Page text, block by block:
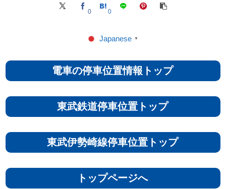
0 0
Japanese ▼
電車の停車位置情報トップ
東武鉄道停車位置トップ
東武伊勢崎線停車位置トップ
トップページへ